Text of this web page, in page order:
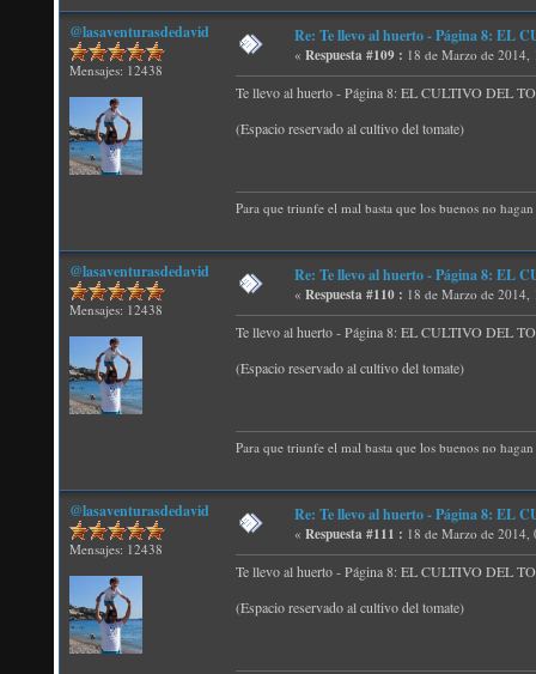
@lasaventurasdedavid
Mensajes: 12438
Re: Te llevo al huerto - Página 8: EL
« Respuesta #109 : 18 de Marzo de 2014,
Te llevo al huerto - Página 8: EL CULTIVO DEL
(Espacio reservado al cultivo del tomate)
Para que triunfe el mal basta que los buenos no
@lasaventurasdedavid
Mensajes: 12438
Re: Te llevo al huerto - Página 8: EL
« Respuesta #110 : 18 de Marzo de 2014,
Te llevo al huerto - Página 8: EL CULTIVO DEL
(Espacio reservado al cultivo del tomate)
Para que triunfe el mal basta que los buenos no
@lasaventurasdedavid
Mensajes: 12438
Re: Te llevo al huerto - Página 8: EL
« Respuesta #111 : 18 de Marzo de 2014,
Te llevo al huerto - Página 8: EL CULTIVO DEL
(Espacio reservado al cultivo del tomate)